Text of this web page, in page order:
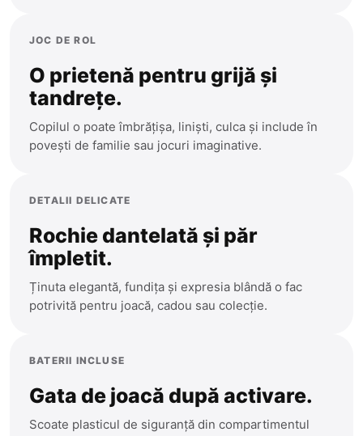
JOC DE ROL
O prietenă pentru grijă și
tandrețe.
Copilul o poate îmbrățișa, liniști, culca și include în
povești de familie sau jocuri imaginative.
DETALII DELICATE
Rochie dantelată și păr
împletit.
Ținuta elegantă, fundița și expresia blândă o fac
potrivită pentru joacă, cadou sau colecție.
BATERII INCLUSE
Gata de joacă după activare.
Scoate plasticul de siguranță din compartimentul
CATEGORII
Sport
Teleghidate
Mașinuțe
Balti
Basarabeasca
Briceni
Cahul
Cantemir
Ceadir-Lunga
Chisinau
Cimislia
Criuleni
Donduseni
Drochia